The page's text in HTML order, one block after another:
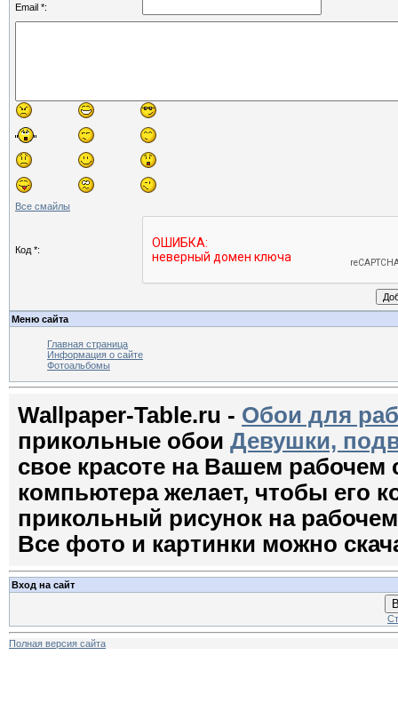
Email *:
Все смайлы
Код *:
Меню сайта
Главная страница
Информация о сайте
Фотоальбомы
Wallpaper-Table.ru - Обои для
прикольные обои Девушки,
свое красоте на Вашем
компьютера желает, чтобы его
прикольный рисунок на
Все фото и картинки можно
Вход на сайт
Полная версия сайта